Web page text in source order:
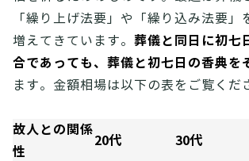
「繰り上げ法要」や「繰り込み法要」
増えてきています。 葬儀と同日に初七
合であっても、葬儀と初七日の香典を
ます。金額相場は以下の表をご覧くだ
故人との関係
性
20代 30代